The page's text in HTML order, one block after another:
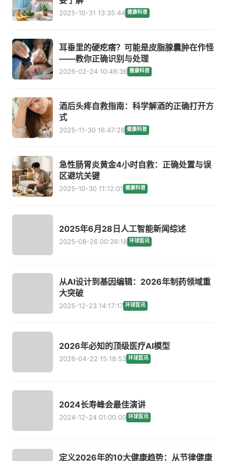
2025-10-31 13:35:44 健康科普
耳垂里的硬疙瘩？可能是皮脂腺囊肿在作怪
——教你正确识别与处理
2026-02-24 10:49:36 健康科普
酒后头疼自救指南：科学解酒的正确打开方
式
2025-11-30 16:47:28 健康科普
急性肠胃炎黄金4小时自救：正确处置与误
区避坑关键
2025-10-30 11:12:01 健康科普
2025年6月28日人工智能新闻综述
2025-08-26 00:26:18 环球医讯
从AI设计到基因编辑：2026年制药领域重
大突破
2025-12-23 14:17:17 环球医讯
2026年必知的顶级医疗AI模型
2026-04-22 15:18:53 环球医讯
2024长寿峰会最佳演讲
2024-12-24 01:00:00 环球医讯
定义2026年的10大健康趋势：从节律健康